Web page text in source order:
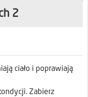
2
ciało i poprawiają
Zabierz